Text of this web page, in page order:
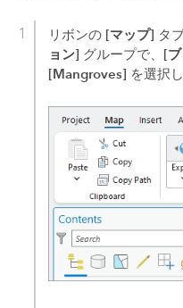
リボンの [マップ] タ
ョン] グループで、 [
[Mangroves] を選択